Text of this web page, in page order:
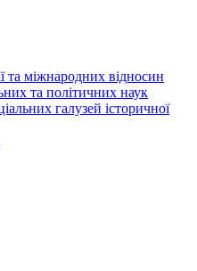
та міжнародних відносин
та політичних наук
галузей історичної